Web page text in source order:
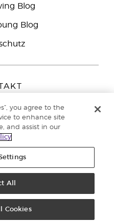
Blog
Blog
97
08000-825049
you agree to the
to enhance site
and assist in our
All
Cookies